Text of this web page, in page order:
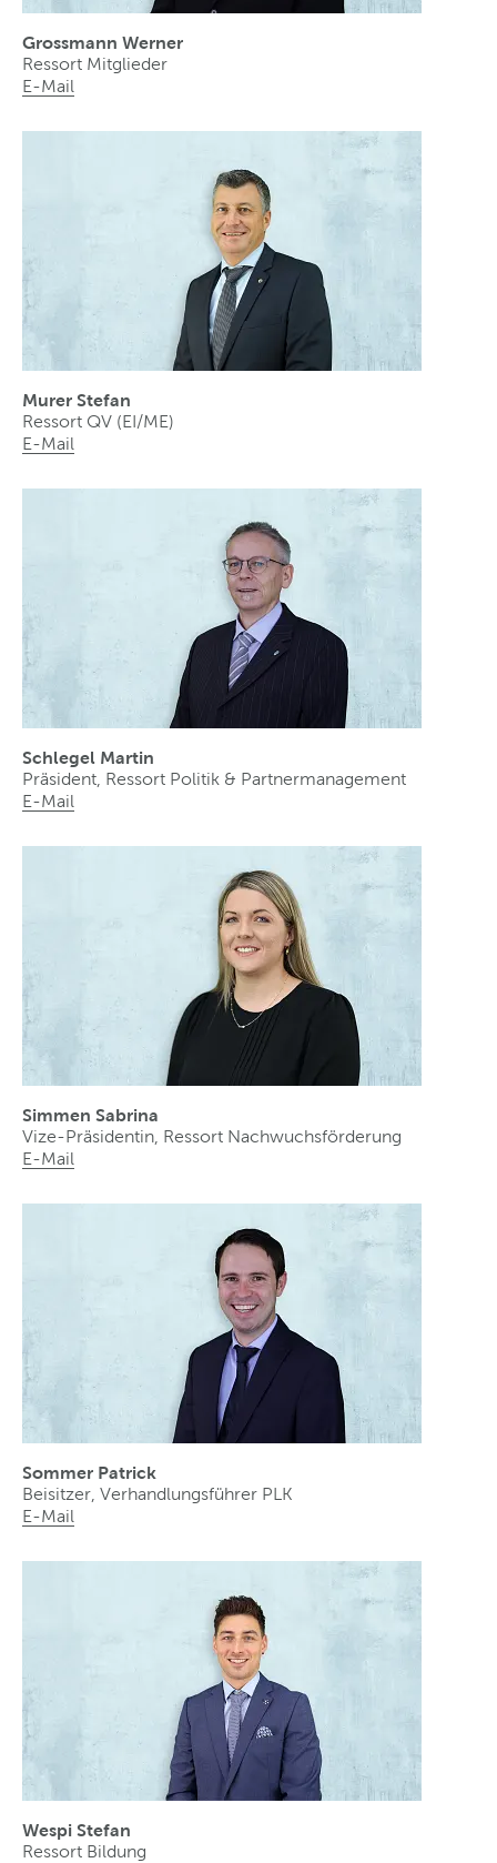
Grossmann Werner
Ressort Mitglieder
E-Mail
Murer Stefan
Ressort QV (EI/ME)
E-Mail
Schlegel Martin
Präsident, Ressort Politik & Partnermanagement
E-Mail
Simmen Sabrina
Vize-Präsidentin, Ressort Nachwuchsförderung
E-Mail
Sommer Patrick
Beisitzer, Verhandlungsführer PLK
E-Mail
Wespi Stefan
Ressort Bildung